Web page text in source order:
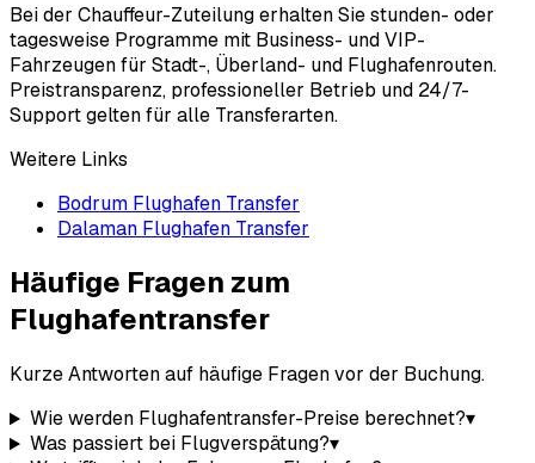
Bei der Chauffeur-Zuteilung erhalten Sie stunden- oder
tagesweise Programme mit Business- und VIP-
Fahrzeugen für Stadt-, Überland- und Flughafenrouten.
Preistransparenz, professioneller Betrieb und 24/7-
Support gelten für alle Transferarten.
Weitere Links
Bodrum Flughafen Transfer
Dalaman Flughafen Transfer
Häufige Fragen zum
Flughafentransfer
Kurze Antworten auf häufige Fragen vor der Buchung.
Wie werden Flughafentransfer-Preise berechnet?▾
Was passiert bei Flugverspätung?▾